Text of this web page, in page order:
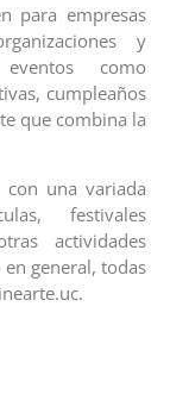
para empresas
y
como
cumpleaños
que combina la
con una variada
festivales
actividades
general, todas